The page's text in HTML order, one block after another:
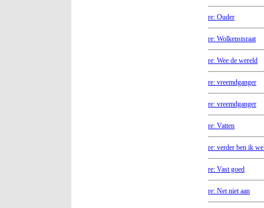
re: Ouder
re: Wolkenstsraat
re: Wee de wereld
re: vreemdganger
re: vreemdganger
re: Vatten
re: verder ben ik
re: Vast goed
re: Net niet aan